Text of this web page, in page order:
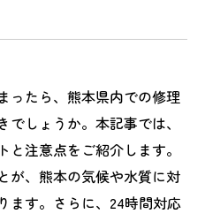
ったら、熊本県内での修理
しょうか。本記事では、
注意点をご紹介します。
が、熊本の気候や水質に対
ます。さらに、24時間対応